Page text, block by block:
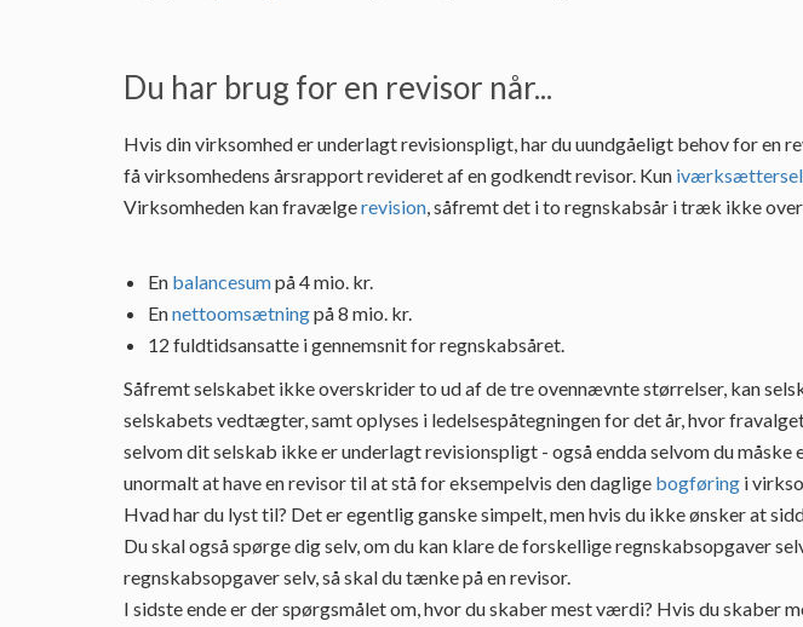
Du har brug for en revisor når...
Hvis din virksomhed er underlagt revisionspligt, har du uundgåeligt behov for en
få virksomhedens årsrapport revideret af en godkendt revisor. Kun
Virksomheden kan fravælgerevision, såfremt det i to regnskabsår i træk ikke
En balancesumpå 4 mio. kr.
Ennettoomsætningpå 8 mio. kr.
12 fuldtidsansatte i gennemsnit for regnskabsåret.
Såfremt selskabet ikke overskrider to ud af de tre ovennævnte størrelser, kan
selskabets vedtægter, samt oplyses i ledelsespåtegningen for det år, hvor
selvom dit selskab ikke er underlagt revisionspligt - også endda selvom du
unormalt at have en revisor til at stå for eksempelvis den daglige bogføring i
Hvad har du lyst til? Det er egentlig ganske simpelt, men hvis du ikke ønsker at
Du skal også spørge dig selv, om du kan klare de forskellige regnskabsopgaver
regnskabsopgaver selv, så skal du tænke på en revisor.
I sidste ende er der spørgsmålet om, hvor du skaber mest værdi? Hvis du